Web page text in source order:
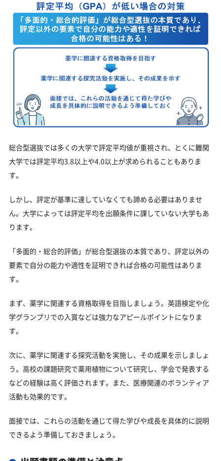
総合型選抜では多くの大学で評定平均値が重視され、とくに難関
大学では評定平均3.8以上や4.0以上が求められることもありま
す。
しかし、評定が基準に達していなくても諦める必要はありませ
ん。大学によっては評定平均を出願条件に課していない大学もあ
ります。
「多面的・総合的評価」が総合型選抜の本質であり、評定以外の
要素で自分の能力や適性を証明できれば合格の可能性はありま
す。
まず、薬学に関連する資格取得を目指しましょう。英語検定や化
学グランプリでの入賞などは強力なアピールポイントになりま
す。
次に、薬学に関連する探究活動を実施し、その成果を示しましょ
う。高校の課題研究で薬用植物について研究し、学会で発表する
などの経験は高く評価されます。また、医療関連のボランティア
活動も効果的です。
面接では、これらの活動を通じて得た学びや成長を具体的に説明
できるよう準備しておきましょう。